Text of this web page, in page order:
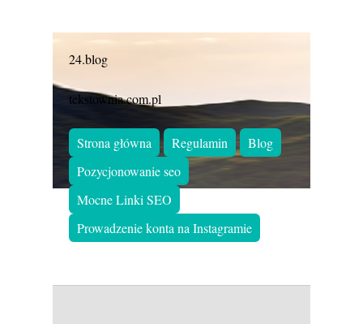
24.blog
tekstownia.com.pl
Strona główna Regulamin
Blog
Pozycjonowanie seo
Mocne Linki SEO
Prowadzenie konta na Instagramie